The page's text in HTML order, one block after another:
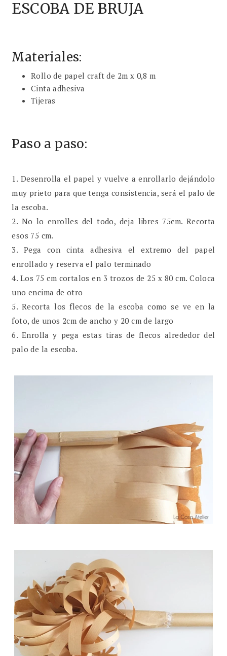
ESCOBA DE BRUJA
Materiales:
Rollo de papel craft de 2m x 0,8 m
Cinta adhesiva
Tijeras
Paso a paso:
1. Desenrolla el papel y vuelve a enrollarlo dejándolo
muy prieto para que tenga consistencia, será el palo de
la escoba.
2. No lo enrolles del todo, deja libres 75cm. Recorta
esos 75 cm.
3. Pega con cinta adhesiva el extremo del papel
enrollado y reserva el palo terminado
4. Los 75 cm cortalos en 3 trozos de 25 x 80 cm. Coloca
uno encima de otro
5. Recorta los flecos de la escoba como se ve en la
foto, de unos 2cm de ancho y 20 cm de largo
6. Enrolla y pega estas tiras de flecos alrededor del
palo de la escoba.